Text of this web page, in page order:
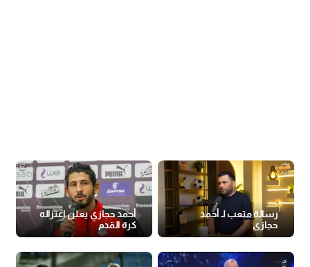
رسالة متعب لـ أحمد
حجازي
أحمد حجازي يعلن اعتزاله
كرة القدم